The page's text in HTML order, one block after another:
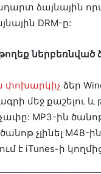
ձայնային
DRM-ը:
ներբեռնված
փոխարկիչ ձեր
մեջ քաշելու
MP3-ին
չլինել M4B-
է iTunes-ի